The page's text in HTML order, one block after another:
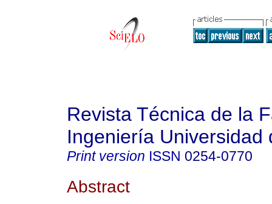
Revista Técnica de la
Ingeniería Universidad
Print version ISSN 0254-0770
Abstract